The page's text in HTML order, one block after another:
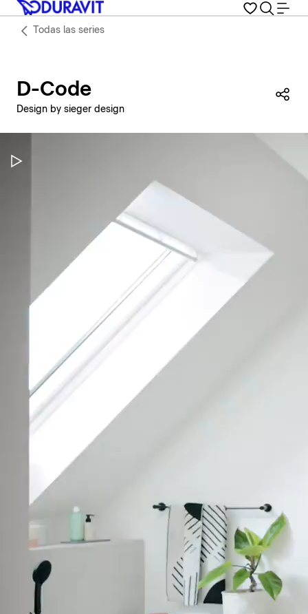
Todas las series
D-Code
Design by sieger design
Pausar vídeo